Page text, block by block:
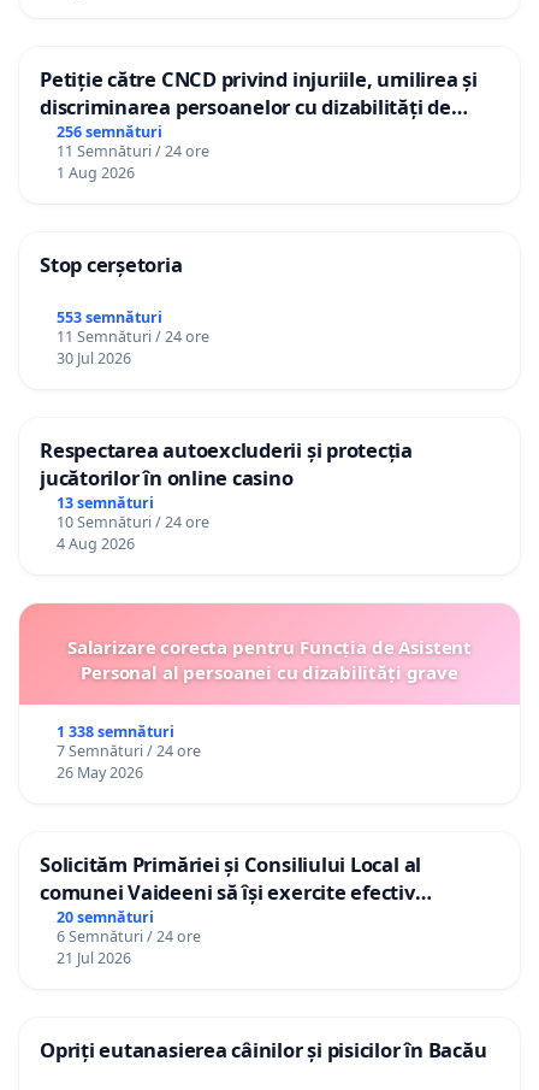
Petiție către CNCD privind injuriile, umilirea și
discriminarea persoanelor cu dizabilități de
către utilizatorul TikTok „Gorici”
256 semnături
11 Semnături / 24 ore
1 Aug 2026
Stop cerșetoria
553 semnături
11 Semnături / 24 ore
30 Jul 2026
Respectarea autoexcluderii și protecția
jucătorilor în online casino
13 semnături
10 Semnături / 24 ore
4 Aug 2026
Salarizare corecta pentru Funcția de Asistent
Personal al persoanei cu dizabilități grave
1 338 semnături
7 Semnături / 24 ore
26 May 2026
Solicităm Primăriei și Consiliului Local al
comunei Vaideeni să își exercite efectiv
atribuțiile legale și să reprezinte interesele
cetățenilor în raport cu APAVIL S.A, operatorul
serviciului de apă!
20 semnături
6 Semnături / 24 ore
21 Jul 2026
Opriți eutanasierea câinilor și pisicilor în Bacău